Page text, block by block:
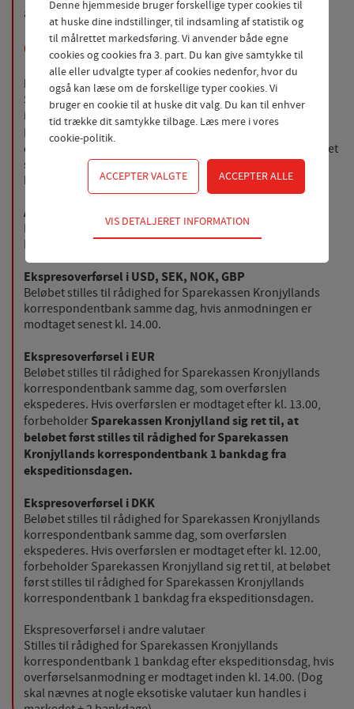
afsender- og modtagerbank.
Overførselstyper
EU-betaling:
Skal du foretage en betaling til udlandet i EUR til lande
indenfor EU/EØS, har du modtagerbankens korrekte
BIC-code og modtagerens IBAN-nummer, bliver din
overførsel automatisk overført som en EU-betaling. Beløbet
stilles til rådighed for korrespondent- banken efter 2
bankdage.
Almindelig overførsel
Beløbet stilles til rådighed for Sparekassen
Kronjyllands korrespondentbank efter 2 bankdage.
Ekspresoverførsel i USD, SEK, NOK, GBP
Beløbet stilles til rådighed for Sparekassen Kronjyllands
korrespondentbank samme dag, hvis anmodningen er
modtaget senest kl. 14.00.
Ekspresoverførsel i EUR
Beløbet stilles til rådighed for Sparekassen Kronjyllands
korrespondentbank samme dag, som overførslen
ekspederes. Hvis overførslen er modtaget efter kl. 13.00,
forbeholderSparekassen Kronjylland sig ret til, at
beløbet først stilles til rådighed for Sparekassen
Kronjyllands korrespondentbank 1 bankdag fra
ekspeditionsdagen.
Ekspresoverførsel i DKK
Beløbet stilles til rådighed for Sparekassen Kronjyllands
korrespondentbank samme dag, som overførslen
ekspederes. Hvis overførslen er modtaget efter kl. 12.00,
forbeholder Sparekassen Kronjylland sig ret til, at beløbet
først stilles til rådighed for Sparekassen Kronjyllands
korrespondentbank 1 bankdag fra ekspeditionsdagen.
Ekspresoverførsel i andre valutaer
Stilles til rådighed for Sparekassen Kronjyllands
korrespondentbank 1 bankdag efter ekspeditionsdag, hvis
overførselsanmodning er modtaget inden kl. 14.00. (Dog
skal nævnes at nogle eksotiske valutaer kun handles i
Denne hjemmeside bruger forskellige typer cookies til
at huske dine indstillinger, til indsamling af statistik og
til målrettet markedsføring. Vi anvender både egne
cookies og cookies fra 3. part. Du kan give samtykke til
alle eller udvalgte typer af cookies nedenfor, hvor du
også kan læse om de forskellige typer cookies. Vi
bruger en cookie til at huske dit valg. Du kan til enhver
tid trække dit samtykke tilbage. Læs mere ivores
cookie-politik.
Teknisk
Tekniske cookies er nødvendige for hjemmesidens
adgangskontrol samt indkøbskurv og kan derfor ikke
fravælges.
Statistik
brugervenlighed og effektiviteten af en hjemmeside.
Fx ved at indsamle besøgsstatistik om antal besøg og
hvordan hjemmesiden bruges.
Personalisering
Personaliserings-cookies (tracking-cookies) indsamler
brugerens digitale fodspor på tværs af flere
hjemmesider og registrerer, hvad brugeren
interesserer sig for/søger på for at kunne
personalisere indholdet på en hjemmeside - dvs. vise
indhold, som kan være interessant for den enkelte
bruger.
Markedsføring
Markedsførings-cookies (tracking-cookies) indsamler
hjemmesider og registrerer, hvad brugeren
interesserer sig for/søger på for at kunne vise
personrettede annoncer, når denne færdes på
internettet.
VIS DETALJERET INFORMATION